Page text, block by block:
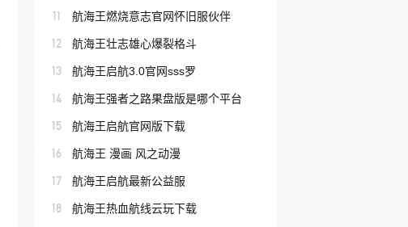
11 航海王燃烧意志官网怀旧服伙伴
12 航海王壮志雄心爆裂格斗
13 航海王启航3.0官网sss罗
14 航海王强者之路果盘版是哪个平台
15 航海王启航官网版下载
16 航海王 漫画 风之动漫
17 航海王启航最新公益服
18 航海王热血航线云玩下载